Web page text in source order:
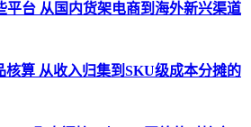
平台 从国内货架电商到海外新兴渠道
核算 从收入归集到SKU级成本分摊的